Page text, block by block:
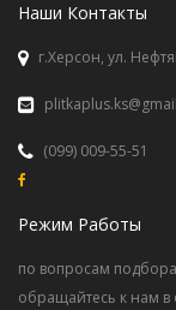
Наши Контакты
г.Херсон, ул.
(099) 009-55-51
Режим Работы
по вопросам
обращайтесь к нам в